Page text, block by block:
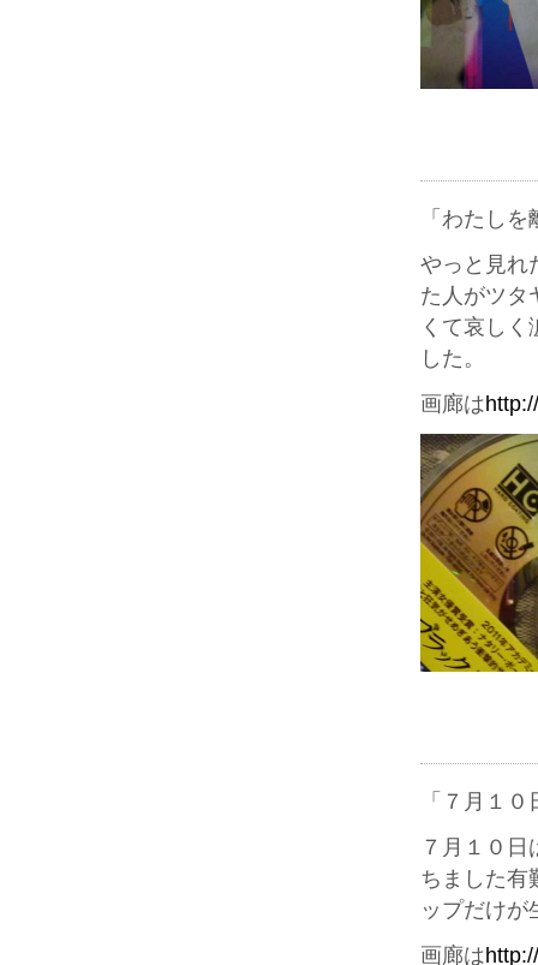
「わたし
やっと見れ
た人がツタ
くて哀し
した。
画廊は
「７月１
７月１０
ちました有
ップだけが
画廊は